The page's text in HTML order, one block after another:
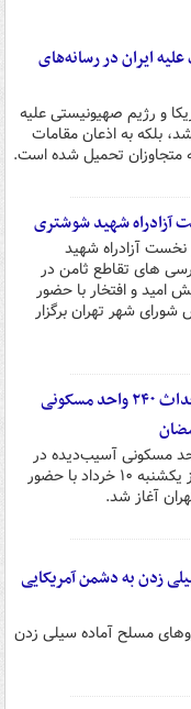
ایران در رسانه‌های
و رژیم صهیونیستی علیه
بلکه به اذعان مقامات
متجاوزان تحمیل شده است.
آزادراه شهید شوشتری
نخست آزادراه شهید
های تقاطع ثامن در
امید و افتخار با حضور
شهر تهران برگزار
عکس/ آغاز عملیات احداث ۲۴۰ واحد مسکونی
احداث ۲۴۰ واحد مسکونی آسیب‌دیده در
جنگ رمضان صبح امروز یکشنبه ۱۰ خرداد با حضور
آغاز شد.
زدن به دشمن آمریکایی
مسلح آماده سیلی زدن